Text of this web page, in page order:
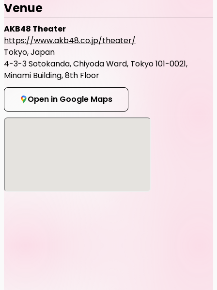
Venue
AKB48 Theater
https://www.akb48.co.jp/theater/
Tokyo, Japan
4-3-3 Sotokanda, Chiyoda Ward, Tokyo 101-0021,
Minami Building, 8th Floor
Open in Google Maps